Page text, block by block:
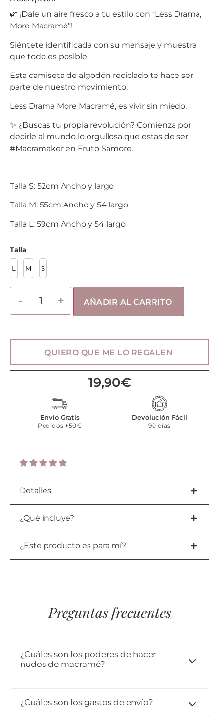
🌿 ¡Dale un aire fresco a tu estilo con “Less Drama,
More Macramé”!
Siéntete identificada con su mensaje y muestra
que todo es posible.
Esta camiseta de algodón reciclado te hace ser
parte de nuestro movimiento.
Less Drama More Macramé, es vivir sin miedo.
✨ ¿Buscas tu propia revolución? Comienza por
decirle al mundo lo orgullosa que estas de ser
#Macramaker en Fruto Samore.
Talla S: 52cm Ancho y largo
Talla M: 55cm Ancho y 54 largo
Talla L: 59cm Ancho y 54 largo
Talla
L M S
AÑADIR AL CARRITO
QUIERO QUE ME LO REGALEN
19,90€
Envío Gratis
Pedidos +50€
Devolución Fácil
90 días
Detalles
¿Qué incluye?
¿Este producto es para mí?
Preguntas frecuentes
¿Cuáles son los poderes de hacer
nudos de macramé?
¿Cuáles son los gastos de envío?